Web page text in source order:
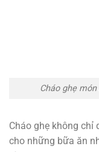
Cháo ghẹ
Cháo ghẹ không chỉ
cho những bữa ăn